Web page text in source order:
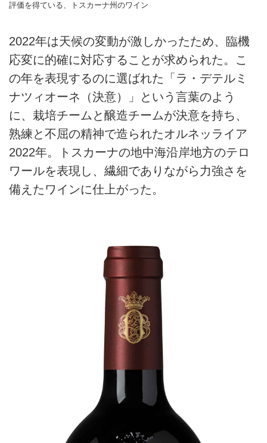
評価を得ている、トスカーナ州のワイン
2022年は天候の変動が激しかったため、臨機
応変に的確に対応することが求められた。こ
の年を表現するのに選ばれた「ラ・デテルミ
ナツィオーネ（決意）」という言葉のよう
に、栽培チームと醸造チームが決意を持ち、
熟練と不屈の精神で造られたオルネッライア
2022年。トスカーナの地中海沿岸地方のテロ
ワールを表現し、繊細でありながら力強さを
備えたワインに仕上がった。